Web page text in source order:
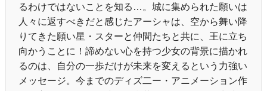
るわけではないことを知る…。城に集められた願いは
人々に返すべきだと感じたアーシャは、空から舞い降
りてきた願い星・スターと仲間たちと共に、王に立ち
向かうことに！諦めない心を持つ少女の背景に描かれ
るのは、自分の一歩だけが未来を変えるという力強い
メッセージ。今までのディズ二ー・アニメーション作